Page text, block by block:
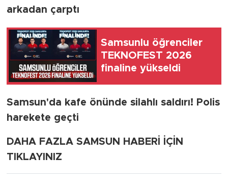
arkadan çarptı
Samsunlu öğrenciler
TEKNOFEST 2026
finaline yükseldi
Samsun'da kafe önünde silahlı saldırı! Polis
harekete geçti
DAHA FAZLA SAMSUN HABERİ İÇİN
TIKLAYINIZ